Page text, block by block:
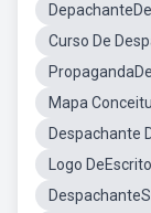
Curso De
Mapa
Despachante
Logo